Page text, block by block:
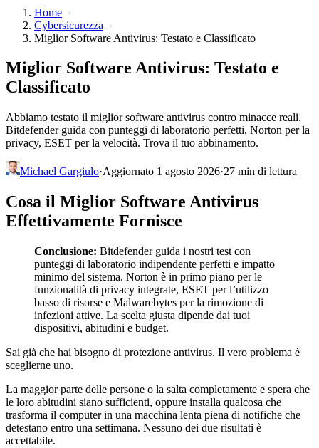
Home
Cybersicurezza
Miglior Software Antivirus: Testato e Classificato
Miglior Software Antivirus: Testato e
Classificato
Abbiamo testato il miglior software antivirus contro minacce reali.
Bitdefender guida con punteggi di laboratorio perfetti, Norton per la
privacy, ESET per la velocità. Trova il tuo abbinamento.
Michael Gargiulo·Aggiornato 1 agosto 2026·27 min di lettura
Cosa il Miglior Software Antivirus
Effettivamente Fornisce
Conclusione: Bitdefender guida i nostri test con
punteggi di laboratorio indipendente perfetti e impatto
minimo del sistema. Norton è in primo piano per le
funzionalità di privacy integrate, ESET per l’utilizzo
basso di risorse e Malwarebytes per la rimozione di
infezioni attive. La scelta giusta dipende dai tuoi
dispositivi, abitudini e budget.
Sai già che hai bisogno di protezione antivirus. Il vero problema è
sceglierne uno.
La maggior parte delle persone o la salta completamente e spera che
le loro abitudini siano sufficienti, oppure installa qualcosa che
trasforma il computer in una macchina lenta piena di notifiche che
detestano entro una settimana. Nessuno dei due risultati è
accettabile.